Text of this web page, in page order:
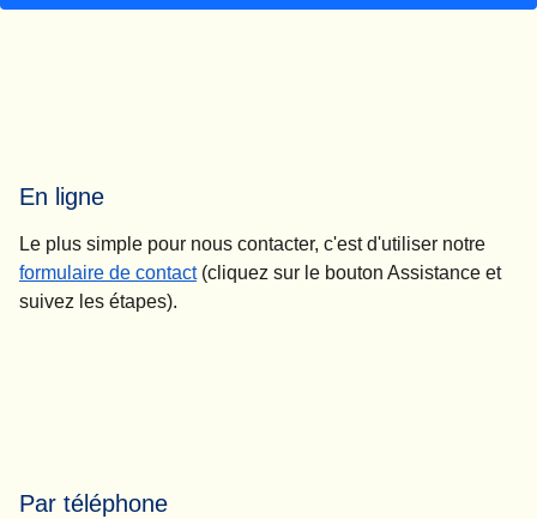
En ligne
Le plus simple pour nous contacter, c'est d'utiliser notre
formulaire de contact(cliquez sur le bouton Assistance et
suivez les étapes).
Par téléphone